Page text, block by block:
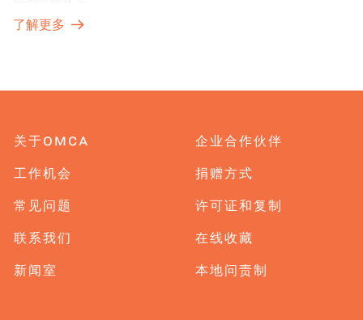
了解更多
关于OMCA
工作机会
常见问题
联系我们
新闻室
企业合作伙伴
捐赠方式
许可证和复制
在线收藏
本地问责制